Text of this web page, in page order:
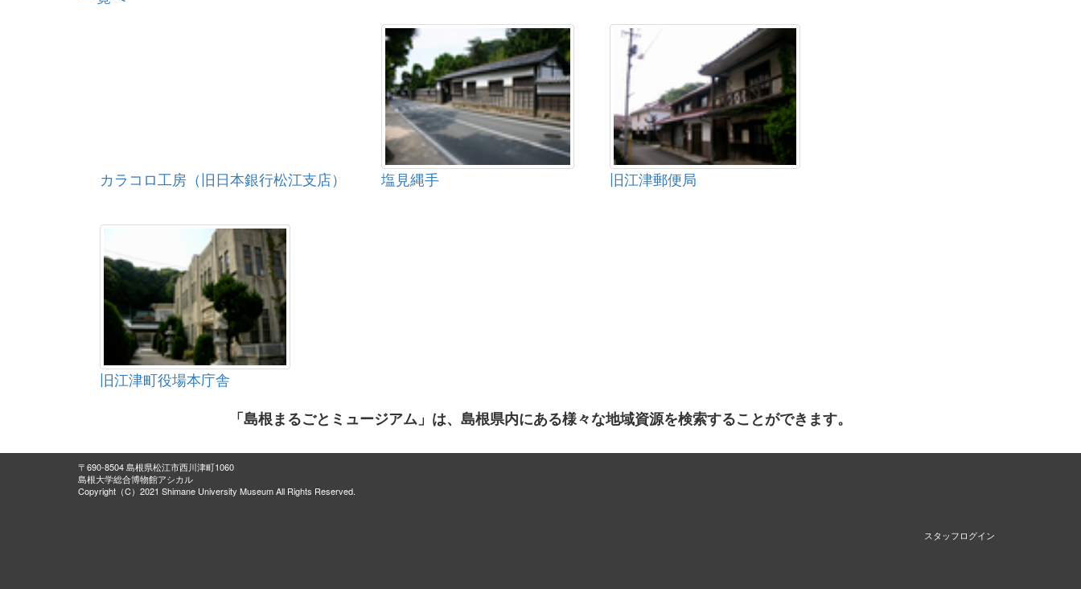
カラコロ工房（旧日本銀行松江支店） 塩見縄手 旧江津郵便局
旧江津町役場本庁舎
「島根まるごとミュージアム」は、島根県内にある様々な地域資源を検索することができます。
〒690-8504 島根県松江市西川津町1060
島根大学総合博物館アシカル
Copyright（C）2021 Shimane University Museum All Rights Reserved.
スタッフログイン